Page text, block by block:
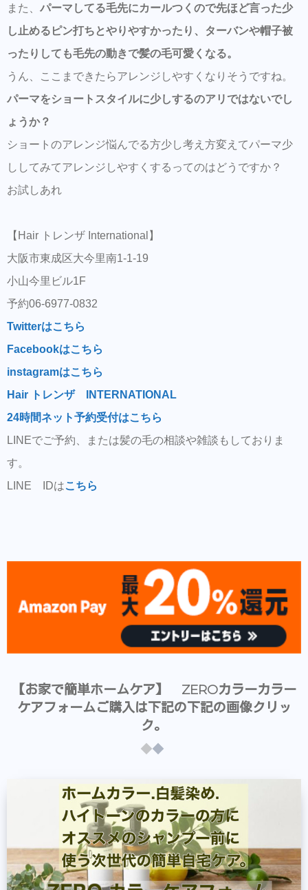
また、 パーマしてる毛先にカールつくので先ほど言った少
し止めるピン打ちとやりやすかったり、ターバンや帽子被
ったりしても毛先の動きで髪の毛可愛くなる。
うん、ここまできたらアレンジしやすくなりそうですね。
パーマをショートスタイルに少しするのアリではないでし
ょうか？
ショートのアレンジ悩んでる方少し考え方変えてパーマ少
ししてみてアレンジしやすくするってのはどうですか？
お試しあれ
【Hair トレンザ International】
大阪市東成区大今里南1-1-19
小山今里ビル1F
予約06-6977-0832
Twitterはこちら
Facebookはこちら
instagramはこちら
Hair トレンザ INTERNATIONAL
24時間ネット予約受付はこちら
LINEでご予約、または髪の毛の相談や雑談もしておりま
す。
LINE IDはこちら
【お家で簡単ホームケア】 ZEROカラーカラー
ケアフォームご購入は下記の下記の画像クリッ
ク。